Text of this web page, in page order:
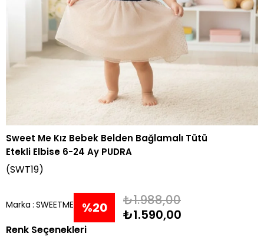
Sweet Me Kız Bebek Belden Bağlamalı Tütü
Etekli Elbise 6-24 Ay PUDRA
(SWT19)
Marka : SWEETME %20
İndirim
₺1.988,00
₺1.590,00
Renk Seçenekleri